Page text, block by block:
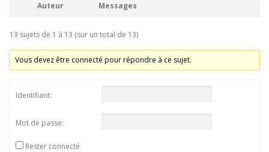
Auteur Messages
13 sujets de 1 à 13 (sur un total de 13)
Vous devez être connecté pour répondre à ce sujet.
Identifiant:
Mot de passe:
Rester connecté